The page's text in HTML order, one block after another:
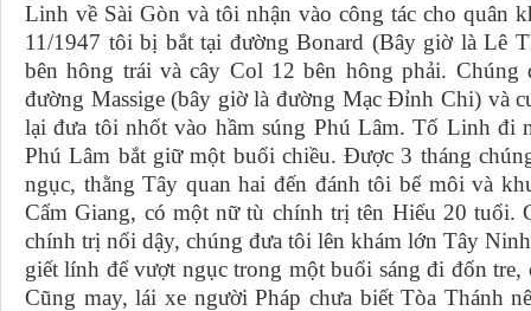
Linh về Sài Gòn và tôi nhận vào công tác cho
11/1947 tôi bị bắt tại đường Bonard (Bây giờ là Lê
bên hông trái và cây Col 12 bên hông phải.
đường Massige (bây giờ là đường Mạc Đỉnh Chi) và
lại đưa tôi nhốt vào hầm súng Phú Lâm. Tố Linh
Phú Lâm bắt giữ một buổi chiều. Được 3 tháng
ngục, thằng Tây quan hai đến đánh tôi bể môi và
Cẩm Giang, có một nữ tù chính trị tên Hiếu 20 tuổi.
chính trị nổi dậy, chúng đưa tôi lên khám lớn Tây
giết lính để vượt ngục trong một buổi sáng đi đốn
Cũng may, lái xe người Pháp chưa biết Tòa Thánh